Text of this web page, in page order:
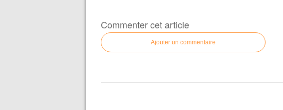
Commenter cet article
Ajouter un commentaire